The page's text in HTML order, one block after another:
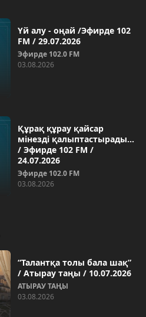
Үй алу - оңай /Эфирде 102
FM / 29.07.2026
Эфирде 102.0 FM
03.08.2026
Құрақ құрау қайсар
мінезді қалыптастырады…
/ Эфирде 102 FM /
24.07.2026
Эфирде 102.0 FM
03.08.2026
“Талантқа толы бала шақ”
/ Атырау таңы / 10.07.2026
АТЫРАУ ТАҢЫ
03.08.2026